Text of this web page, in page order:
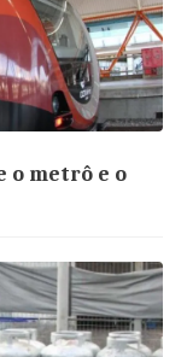
o metrô e o